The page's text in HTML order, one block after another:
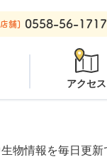
注意 安良里ボート：
舗] 0558-56-1717
アクセス
物情報を毎日更新